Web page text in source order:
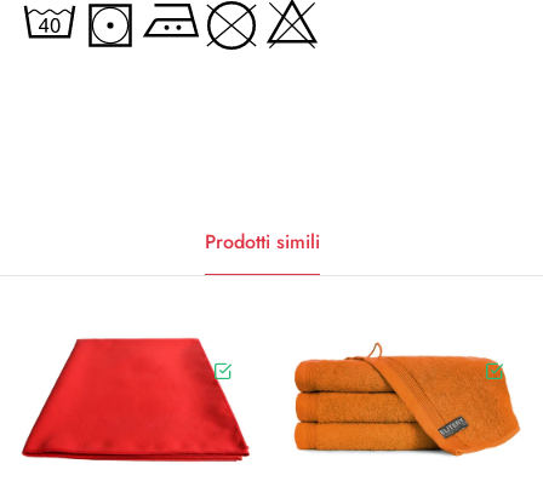
Prodotti simili